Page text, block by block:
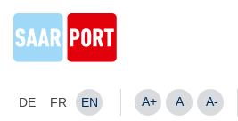
DE FR EN A+ A A-